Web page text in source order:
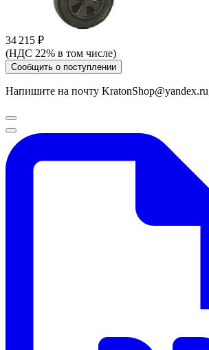
34 215 ₽
(НДС 22% в том числе)
Сообщить о поступлении
Напишите на почту